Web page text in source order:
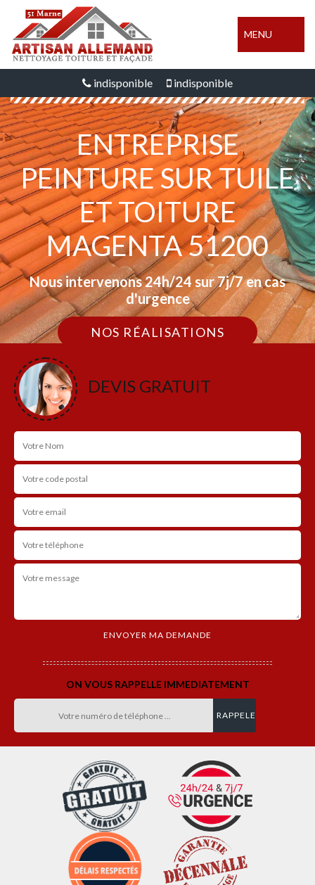
MENU
indisponible indisponible
ENTREPRISE
PEINTURE SUR TUILE
ET TOITURE
MAGENTA 51200
Nous intervenons 24h/24 sur 7j/7 en cas
d'urgence
NOS RÉALISATIONS
DEVIS GRATUIT
ON VOUS RAPPELLE IMMEDIATEMENT